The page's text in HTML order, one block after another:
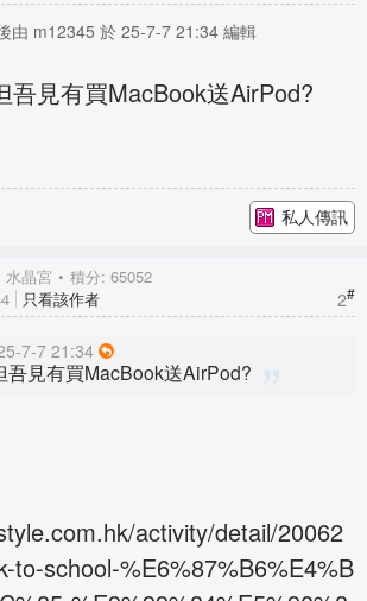
由 m12345 於 25-7-7 21:34 編輯
吾見有買MacBook送AirPod?
私人傳訊
水晶宮 積分: 65052
2#
只看該作者
7-7 21:34
吾見有買MacBook送AirPod?
activity/detail/20062
to-school-%E6%87%B6%E4%B